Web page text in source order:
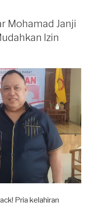
Mohamad Janji
Izin
Pria kelahiran